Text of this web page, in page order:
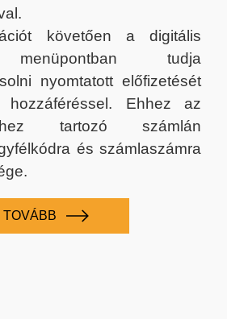
követően a digitális
tudja
nyomtatott előfizetését
Ehhez az
tartozó számlán
és számlaszámra
TOVÁBB